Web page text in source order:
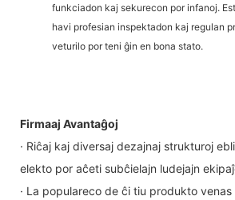
funkciadon kaj sekurecon por infanoj.
havi profesian inspektadon kaj regulan
veturilo por teni ĝin en bona stato.
Firmaaj Avantaĝoj
· Riĉaj kaj diversaj dezajnaj strukturoj
elekto por aĉeti subĉielajn ludejajn
· La populareco de ĉi tiu produkto